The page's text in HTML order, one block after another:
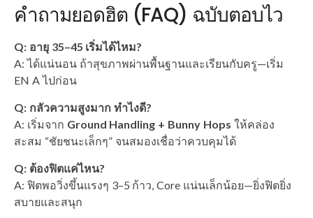
คำถามยอดฮิต (FAQ) ฉบับตอบไว
Q: อายุ 35–45 เริ่มได้ไหม?
A: ได้แน่นอน ถ้าสุขภาพผ่านพื้นฐานและเรียนกับครู—เริ่ม
EN A ไปก่อน
Q: กลัวความสูงมาก ทำไงดี?
A: เริ่มจาก Ground Handling + Bunny Hops ให้คล่อง
สะสม “ชัยชนะเล็กๆ” จนสมองเชื่อว่าควบคุมได้
Q: ต้องฟิตแค่ไหน?
A: ฟิตพอวิ่งขึ้นแรงๆ 3–5 ก้าว, Core แน่นเล็กน้อย—ยิ่งฟิตยิ่ง
สบายและสนุก